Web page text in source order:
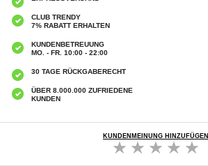
CLUB TRENDY
7% RABATT ERHALTEN
KUNDENBETREUUNG
MO. - FR. 10:00 - 22:00
30 TAGE RÜCKGABERECHT
ÜBER 8.000.000 ZUFRIEDENE
KUNDEN
KUNDENMEINUNG HINZUFÜGEN